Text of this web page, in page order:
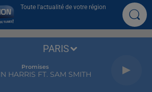
Toute l'actualité de votre région
Promises
HARRIS FT. SAM SMITH
PARIS